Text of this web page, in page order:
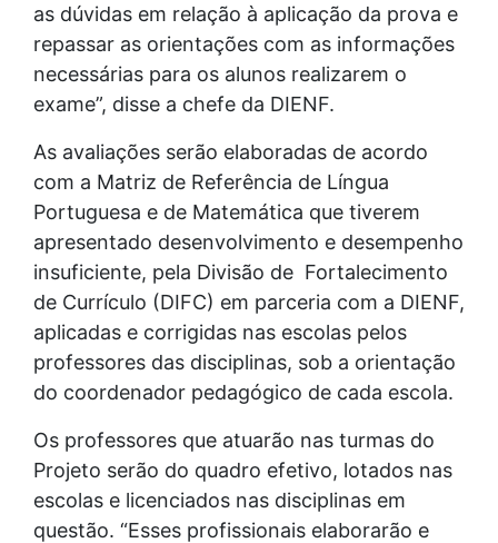
as dúvidas em relação à aplicação da prova e
repassar as orientações com as informações
necessárias para os alunos realizarem o
exame”, disse a chefe da DIENF.
As avaliações serão elaboradas de acordo
com a Matriz de Referência de Língua
Portuguesa e de Matemática que tiverem
apresentado desenvolvimento e desempenho
insuficiente, pela Divisão de Fortalecimento
de Currículo (DIFC) em parceria com a DIENF,
aplicadas e corrigidas nas escolas pelos
professores das disciplinas, sob a orientação
do coordenador pedagógico de cada escola.
Os professores que atuarão nas turmas do
Projeto serão do quadro efetivo, lotados nas
escolas e licenciados nas disciplinas em
questão. “Esses profissionais elaborarão e